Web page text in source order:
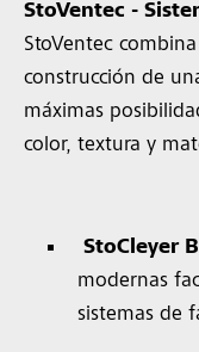
StoVentec -
StoVentec
construcción de
máximas
color, textura y
StoCleyer B
modernas
sistemas de